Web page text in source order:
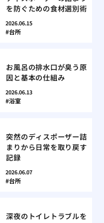
を防ぐための食材選別術
2026.06.15
台所
お風呂の排水口が臭う原
因と基本の仕組み
2026.06.13
浴室
突然のディスポーザー詰
まりから日常を取り戻す
記録
2026.06.07
台所
深夜のトイレトラブルを